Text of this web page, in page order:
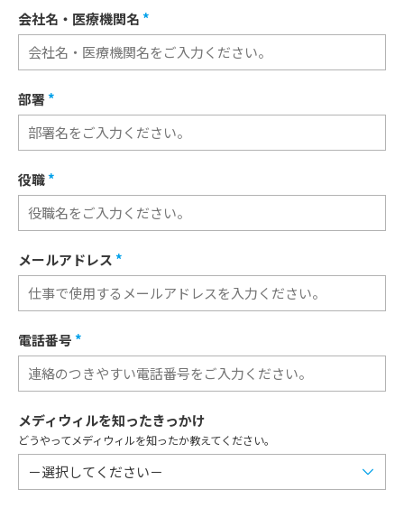
会社名・医療機関名*
部署*
役職*
メールアドレス*
電話番号*
メディウィルを知ったきっかけ
どうやってメディウィルを知ったか教えてください。